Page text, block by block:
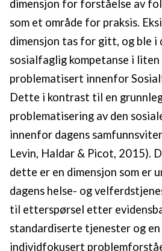
dimensjon for forståelse av
som et område for praksis.
dimensjon tas for gitt, og ble i
sosialfaglig kompetanse i liten
problematisert innenfor
Dette i kontrast til en
problematisering av den
innenfor dagens
Levin, Haldar & Picot, 2015).
dette er en dimensjon som er
dagens helse- og
til etterspørsel etter
standardiserte tjenester og
individfokusert